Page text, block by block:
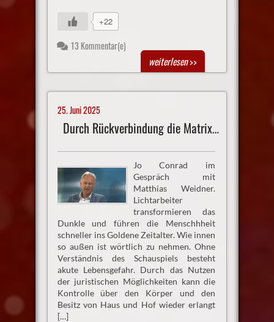
+22
13 Kommentar(e)
weiterlesen>>
25. Juni 2025
Durch Rückverbindung die Matrix überwinden
Jo Conrad im
Gespräch mit
Matthias Weidner.
Lichtarbeiter
transformieren das
Dunkle und führen die Menschhheit
schneller ins Goldene Zeitalter. Wie innen
so außen ist wörtlich zu nehmen. Ohne
Verständnis des Schauspiels besteht
akute Lebensgefahr. Durch das Nutzen
der juristischen Möglichkeiten kann die
Kontrolle über den Körper und den
Besitz von Haus und Hof wieder erlangt
[…]